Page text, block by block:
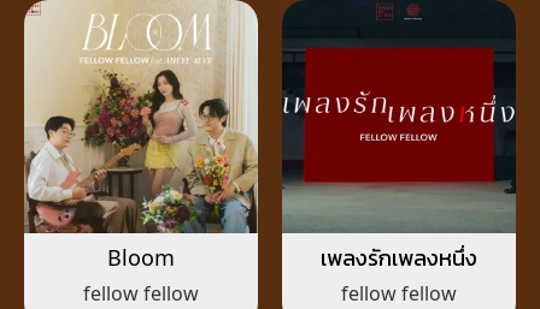
Bloom
fellow fellow
เพลงรักเพลงหนึ่ง
fellow fellow